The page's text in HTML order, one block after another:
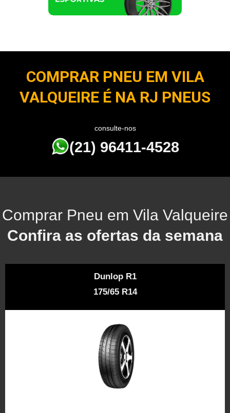
COMPRAR PNEU EM VILA
VALQUEIRE É NA RJ PNEUS
consulte-nos
(21) 96411-4528
Comprar Pneu em Vila Valqueire
Confira as ofertas da semana
Dunlop R1
175/65 R14